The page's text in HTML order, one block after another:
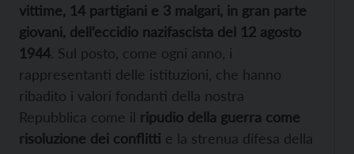
vittime, 14 partigiani e 3 malgari, in gran parte
giovani, dell’eccidio nazifascista del 12 agosto
1944. Sul posto, come ogni anno, i
rappresentanti delle istituzioni, che hanno
ribadito i valori fondanti della nostra
Repubblica come il ripudio della guerra come
risoluzione dei conflitti e la strenua difesa della